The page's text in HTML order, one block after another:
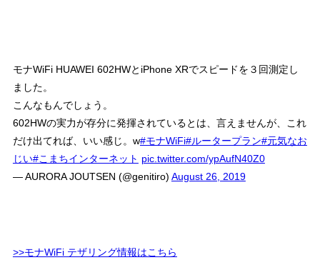
モナWiFi HUAWEI 602HWとiPhone XRでスピードを３回測定し
ました。
こんなもんでしょう。
602HWの実力が存分に発揮されているとは、言えませんが、これ
だけ出てれば、いい感じ。w#モナWiFi#ルータープラン#元気なお
じい#こまちインターネット pic.twitter.com/ypAufN40Z0
— AURORA JOUTSEN (@genitiro) August 26, 2019
>>モナWiFi テザリング情報はこちら